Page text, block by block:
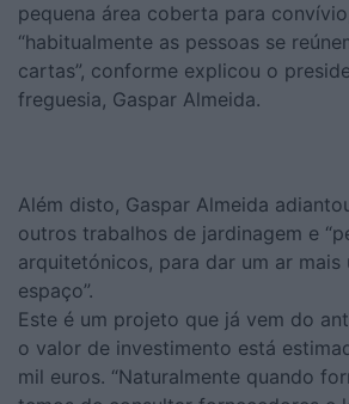
pequena área coberta para
“habitualmente as pessoas se
cartas”, conforme explicou o
freguesia, Gaspar Almeida.
Além disto, Gaspar Almeida
outros trabalhos de jardinagem e
arquitetónicos, para dar um ar mais
espaço”.
Este é um projeto que já vem do
o valor de investimento está
mil euros. “Naturalmente quando